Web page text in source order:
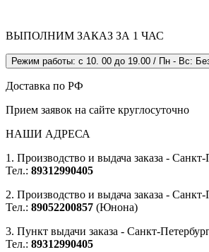
ВЫПОЛНИМ ЗАКАЗ ЗА 1 ЧАС
Режим работы: с 10. 00 до 19.00 / Пн - Вс:
Доставка по РФ
Прием заявок на сайте круглосуточно
НАШИ АДРЕСА
1. Производство и выдача заказа -
Тел.: 89312990405
2. Производство и выдача заказа -
Тел.: 89052200857 (Юнона)
3. Пункт выдачи заказа - Санкт-
Тел.: 89312990405